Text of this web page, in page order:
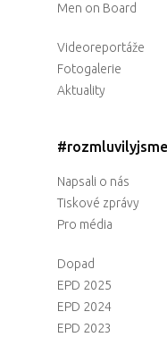
Men on Board
Videoreportáže
Fotogalerie
Aktuality
Napsali o nás
Tiskové zprávy
Pro média
Dopad
EPD 2025
EPD 2024
EPD 2023